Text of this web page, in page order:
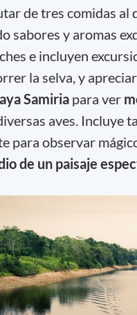
de tres comidas al
sabores y aromas
e incluyen
la selva, y
Samiria para ver
aves. Incluye
para observar
de un paisaje